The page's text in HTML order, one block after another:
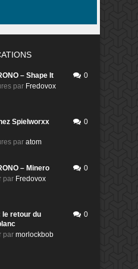
– Shape It
par Fredovox
0
Spielworxx
par atom
0
– Minero
par Fredovox
0
le retour du
par morlockbob
0